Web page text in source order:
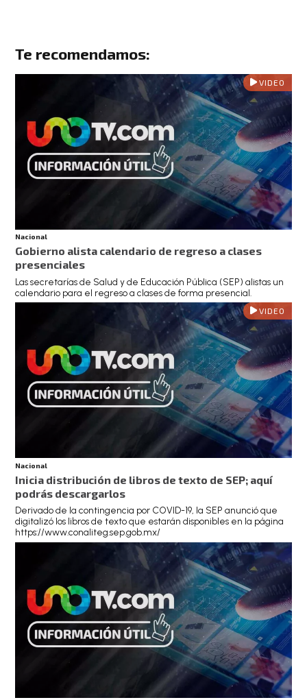
Te recomendamos:
VIDEO
Nacional
Gobierno alista calendario de regreso a clases
presenciales
Las secretarías de Salud y de Educación Pública (SEP) alistas un
calendario para el regreso a clases de forma presencial.
VIDEO
Nacional
Inicia distribución de libros de texto de SEP; aquí
podrás descargarlos
Derivado de la contingencia por COVID-19, la SEP anunció que
digitalizó los libros de texto que estarán disponibles en la página
https://www.conaliteg.sep.gob.mx/